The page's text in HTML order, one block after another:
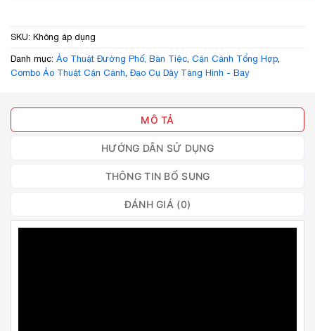
SKU: Không áp dụng
Danh mục: Ảo Thuật Đường Phố, Bàn Tiệc Cận Cảnh Tổng Hợp
Combo Ảo Thuật Cận Cảnh Đạo Cụ Dây Tàng Hình - Bay
MÔ TẢ
HƯỚNG DẪN SỬ DỤNG
THÔNG TIN BỔ SUNG
ĐÁNH GIÁ (0)